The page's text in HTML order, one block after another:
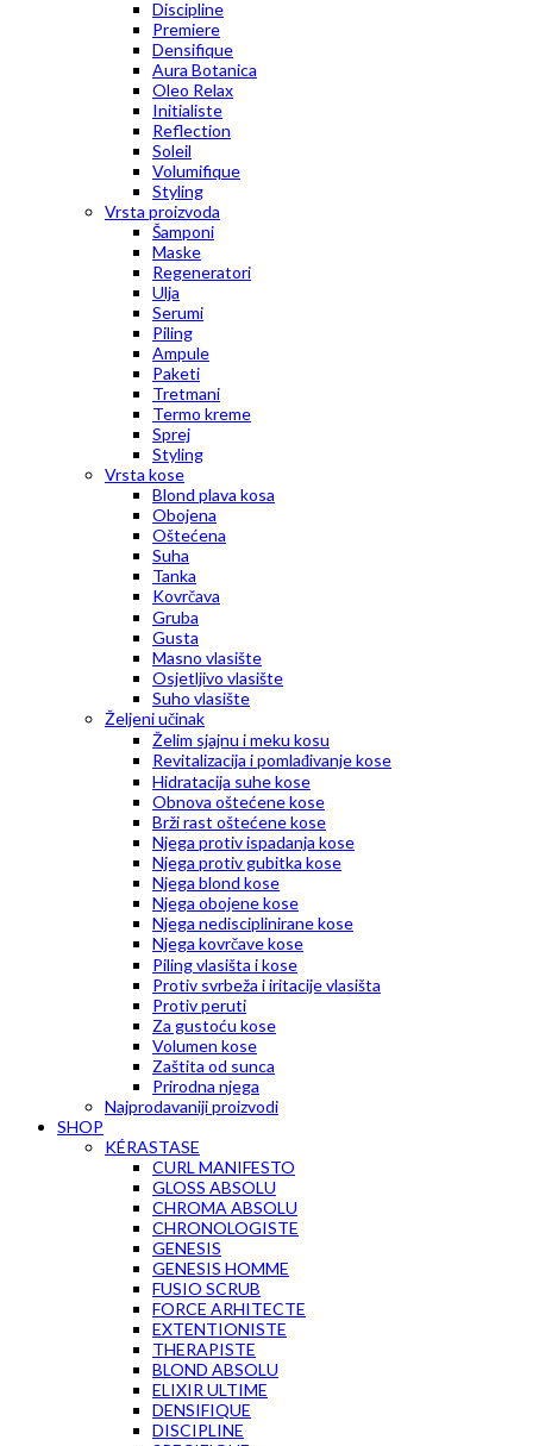
Discipline
Premiere
Densifique
Aura Botanica
Oleo Relax
Initialiste
Reflection
Soleil
Volumifique
Styling
Vrsta proizvoda
Šamponi
Maske
Regeneratori
Ulja
Serumi
Piling
Ampule
Paketi
Tretmani
Termo kreme
Sprej
Styling
Vrsta kose
Blond plava kosa
Obojena
Oštećena
Suha
Tanka
Kovrčava
Gruba
Gusta
Masno vlasište
Osjetljivo vlasište
Suho vlasište
Željeni učinak
Želim sjajnu i meku kosu
Revitalizacija i pomlađivanje kose
Hidratacija suhe kose
Obnova oštećene kose
Brži rast oštećene kose
Njega protiv ispadanja kose
Njega protiv gubitka kose
Njega blond kose
Njega obojene kose
Njega nedisciplinirane kose
Njega kovrčave kose
Piling vlasišta i kose
Protiv svrbeža i iritacije vlasišta
Protiv peruti
Za gustoću kose
Volumen kose
Zaštita od sunca
Prirodna njega
Najprodavaniji proizvodi
SHOP
KÉRASTASE
CURL MANIFESTO
GLOSS ABSOLU
CHROMA ABSOLU
CHRONOLOGISTE
GENESIS
GENESIS HOMME
FUSIO SCRUB
FORCE ARHITECTE
EXTENTIONISTE
THERAPISTE
BLOND ABSOLU
ELIXIR ULTIME
DENSIFIQUE
DISCIPLINE